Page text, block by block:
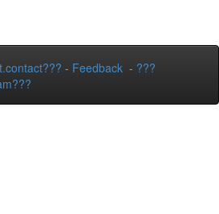
- Feedback - ???